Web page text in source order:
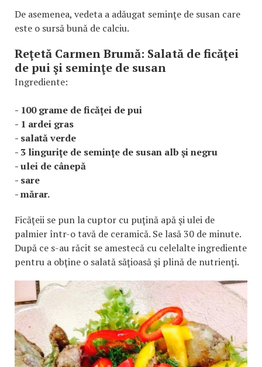
De asemenea, vedeta a adăugat seminţe de susan care
este o sursă bună de calciu.
Reţetă Carmen Brumă: Salată de ficăţei
de pui şi seminţe de susan
Ingrediente:
- 100 grame de ficăţei de pui
- 1 ardei gras
- salată verde
- 3 linguriţe de seminţe de susan alb şi negru
- ulei de cânepă
- sare
- mărar.
Ficăţeii se pun la cuptor cu puţină apă şi ulei de
palmier într-o tavă de ceramică. Se lasă 30 de minute.
După ce s-au răcit se amestecă cu celelalte ingrediente
pentru a obţine o salată săţioasă şi plină de nutrienţi.